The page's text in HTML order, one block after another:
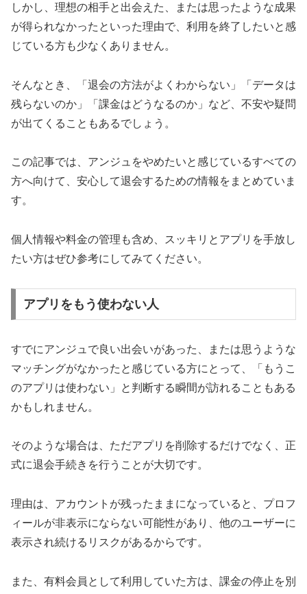
しかし、理想の相手と出会えた、または思ったような成果
が得られなかったといった理由で、利用を終了したいと感
じている方も少なくありません。
そんなとき、「退会の方法がよくわからない」「データは
残らないのか」「課金はどうなるのか」など、不安や疑問
が出てくることもあるでしょう。
この記事では、アンジュをやめたいと感じているすべての
方へ向けて、安心して退会するための情報をまとめていま
す。
個人情報や料金の管理も含め、スッキリとアプリを手放し
たい方はぜひ参考にしてみてください。
アプリをもう使わない人
すでにアンジュで良い出会いがあった、または思うような
マッチングがなかったと感じている方にとって、「もうこ
のアプリは使わない」と判断する瞬間が訪れることもある
かもしれません。
そのような場合は、ただアプリを削除するだけでなく、正
式に退会手続きを行うことが大切です。
理由は、アカウントが残ったままになっていると、プロフ
ィールが非表示にならない可能性があり、他のユーザーに
表示され続けるリスクがあるからです。
また、有料会員として利用していた方は、課金の停止を別